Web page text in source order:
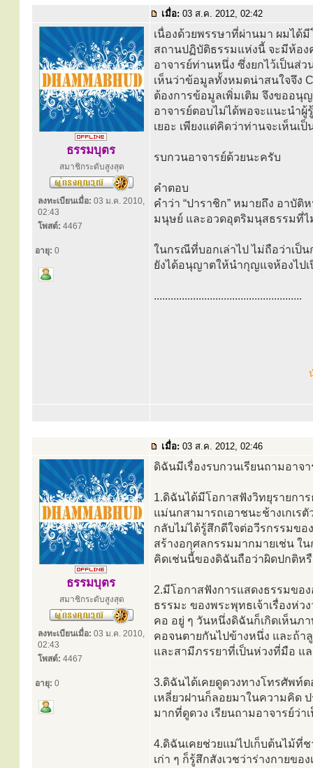
เมื่อ: 03 ส.ค. 2012, 02:42
ธรรมบุตร
สมาชิกระดับสูงสุด
ลงทะเบียนเมื่อ: 03 ม.ค. 2010,
02:43
โพสต์: 4467
อายุ: 0
เนื่องด้วยพรรษาที่ผ่านมา ผมได้
สถานปฏิบัติธรรมแห่งนี้ จะมีห้อง
อาจารย์ท่านหนึ่ง ซึ่งยกไว้เป็นส่
เห็นว่าข้อมูลทั้งหมดน่าสนใจจึง
ต้องการข้อมูลเพิ่มเติม จึงขออนุ
อาจารย์ตอบไม่ได้พอจะแนะนำ
เยอะ เพียงแต่คิดว่าท่านจะเห็นเ
รบกวนอาจารย์ด้วยนะครับ
คำตอบ
คำว่า “ปาราชิก” หมายถึง อาบั
มนุษย์ และอวดอุตริมนุสธรรมที่
ในกรณีที่บอกเล่าไป ไม่ถือว่าเป็
ยังได้อนุญาตให้นำกุญแจห้องไป
.....................................................
เมื่อ: 03 ส.ค. 2012, 02:46
ธรรมบุตร
สมาชิกระดับสูงสุด
ลงทะเบียนเมื่อ: 03 ม.ค. 2010,
02:43
โพสต์: 4467
อายุ: 0
ดิฉันมีเรื่องรบกวนเรียนถามอาจ
1.ดิฉันได้มีโอกาสฟังวิทยุรายกา
แม่นกสามารถเอาชนะช้างเกเ
กลับไม่ได้รู้สึกดีใจต่อวีรกรรมขอ
สร้างอกุศลกรรมมากมายเช่น ใ
คิดเช่นนี้ของดิฉันถือว่าผิดปกติห
2.มีโอกาสฟังการแสดงธรรมของ
ธรรมะ ของพระพุทธเจ้าเรื่องห่
คอ อยู่ ๆ วันหนึ่งดิฉันก็เกิดเห็นภ
คอจนตายกันไปข้างหนึ่ง และถ้า
และสามีภรรยาที่เป็นห่วงที่มือ แ
3.ดิฉันได้เคยดูดวงทางโทรศัพท์
เหลี่ยวฝานก็ลอยมาในความคิด
มากที่ดูดวง เรียนถามอาจารย์ว่า
4.ดิฉันเคยช่วยแม่ไปเก็บต้นไม้ที่
เก่า ๆ ก็รู้สึกสังเวชว่าร่างกายข